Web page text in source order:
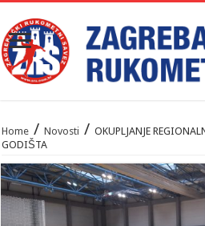
Home / Novosti / OKUPLJANJE
GODIŠTA